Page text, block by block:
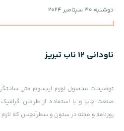
دوشنبه 30 سپتامبر 2024
ناودانی 12 ناب تبریز
توضیحات محصول لورم ایپسوم متن ساختگی
صنعت چاپ و با استفاده از طراحان
روزنامه و مجله در ستون و سطرآنچنان که